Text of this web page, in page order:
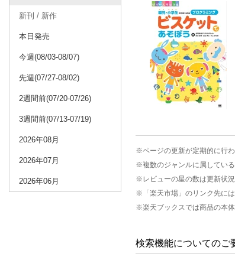
新刊 / 新作
本日発売
今週(08/03-08/07)
先週(07/27-08/02)
2週間前(07/20-07/26)
3週間前(07/13-07/19)
2026年08月
2026年07月
2026年06月
※ページの更新が定期的に行
※複数のジャンルに属してい
※レビューの星の数は更新状
※「楽天市場」のリンク先に
※楽天ブックスでは商品の本
検索機能についてのご